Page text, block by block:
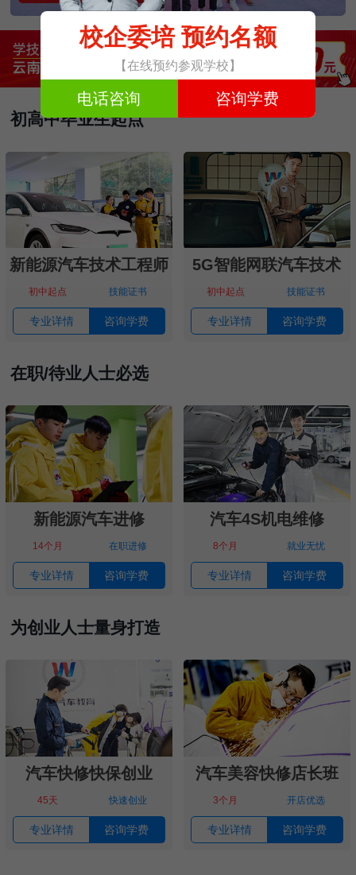
初高中毕业生起点
新能源汽车技术工程师
初中起点 技能证书
专业详情 咨询学费
5G智能网联汽车技术
初中起点 技能证书
专业详情 咨询学费
在职/待业人士必选
新能源汽车进修
14个月 在职进修
专业详情 咨询学费
汽车4S机电维修
8个月 就业无忧
专业详情 咨询学费
为创业人士量身打造
汽车快修快保创业
45天 快速创业
专业详情 咨询学费
汽车美容快修店长班
3个月 开店优选
专业详情 咨询学费
校企委培 预约名额
【在线预约参观学校】
电话咨询 咨询学费